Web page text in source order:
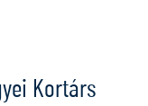
Kortárs